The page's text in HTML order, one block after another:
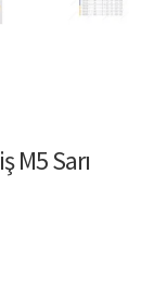
M5 Sarı